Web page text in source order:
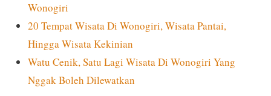
Wonogiri
20 Tempat Wisata Di Wonogiri, Wisata Pantai,
Hingga Wisata Kekinian
Watu Cenik, Satu Lagi Wisata Di Wonogiri Yang
Nggak Boleh Dilewatkan